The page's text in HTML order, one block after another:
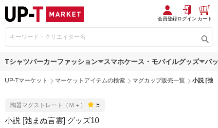
会員登録ログイン カート
Tシャツパーカーファッション スマホケース・モバイルグッズ バ
UP-Tマーケット マーケットアイテムの検索 マグカップ販売一覧 小説 [弛
陶器マグストレート（Ｍ＋） 5
小説 [弛まぬ言霊] グッズ10